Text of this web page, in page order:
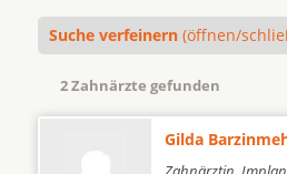
Suche verfeinern (öffnen/
2 Zahnärzte gefunden
Gilda